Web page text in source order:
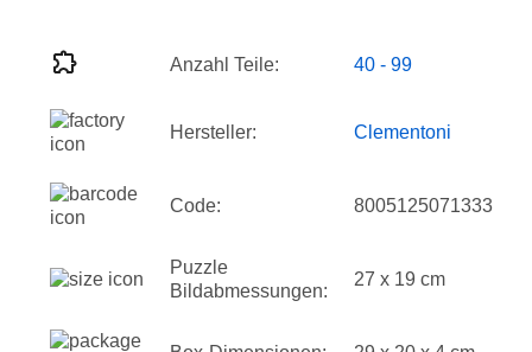
Anzahl Teile: 40 - 99
Hersteller: Clementoni
Code: 8005125071333
Puzzle
Bildabmessungen:
27 x 19 cm